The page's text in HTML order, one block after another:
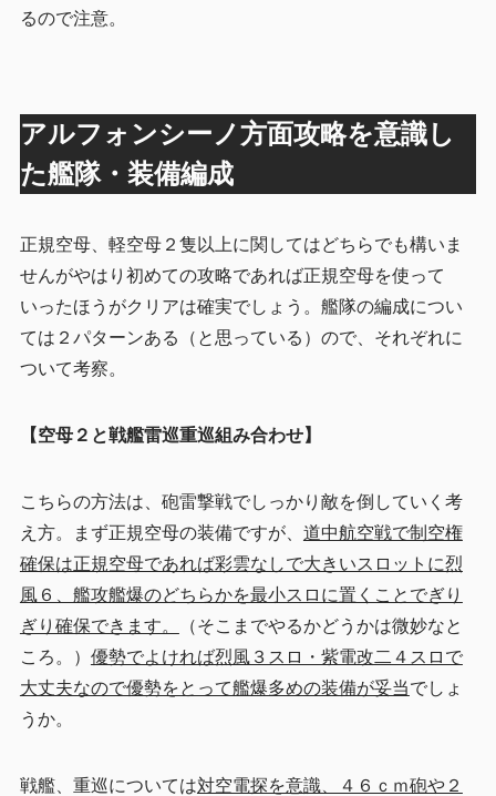
るので注意。
アルフォンシーノ方面攻略を意識し
た艦隊・装備編成
正規空母、軽空母２隻以上に関してはどちらでも構いま
せんがやはり初めての攻略であれば正規空母を使って
いったほうがクリアは確実でしょう。艦隊の編成につい
ては２パターンある（と思っている）ので、それぞれに
ついて考察。
【空母２と戦艦雷巡重巡組み合わせ】
こちらの方法は、砲雷撃戦でしっかり敵を倒していく考
え方。まず正規空母の装備ですが、 道中航空戦で制空権
確保は正規空母であれば彩雲なしで大きいスロットに烈
風６、艦攻艦爆のどちらかを最小スロに置くことでぎり
ぎり確保できます。
（そこまでやるかどうかは微妙なと
ころ。） 優勢でよければ烈風３スロ・紫電改二４スロで
大丈夫なので優勢をとって艦爆多めの装備が妥当でしょ
うか。
戦艦、重巡については対空電探を意識、４６ｃｍ砲や２